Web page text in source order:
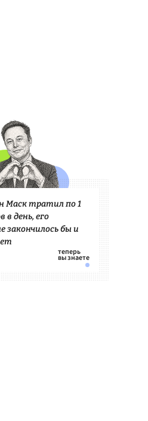
Маск тратил по 1
в день, его
закончилось бы и